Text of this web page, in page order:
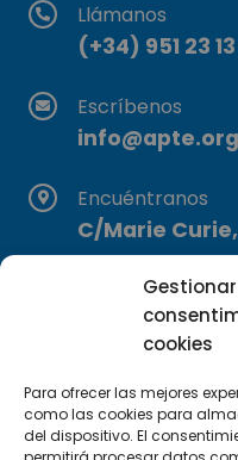
cookies
Para ofrecer las mejores
como las cookies para
del dispositivo. El
Llámanos
(+34) 951 23
Escríbenos
info@apte.org
Encuéntranos
C/Marie
29590